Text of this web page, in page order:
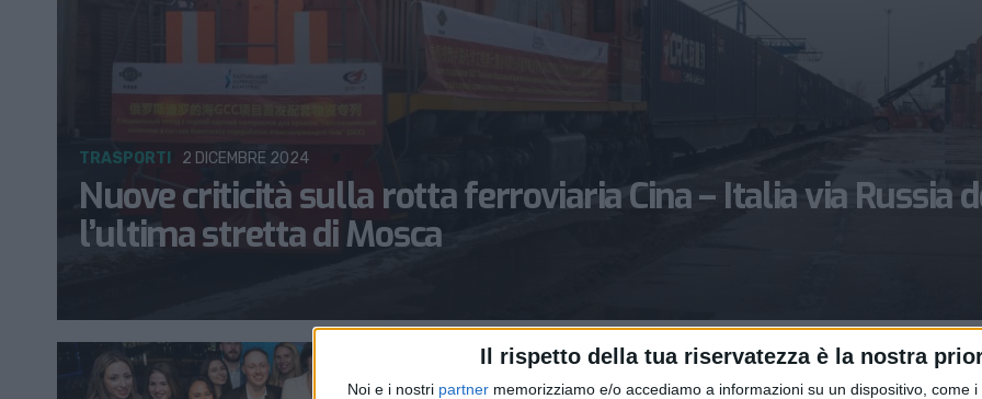
Il rispetto della tua riservatezza è la nostra
Noi e i nostri partner memorizziamo e/o accediamo a informazioni su un dispositivo, come
Nuove criticità sulla rotta ferroviaria Cina – Italia via Russia
l’ultima stretta di Mosca
TRASPORTI 2 DICEMBRE 2024